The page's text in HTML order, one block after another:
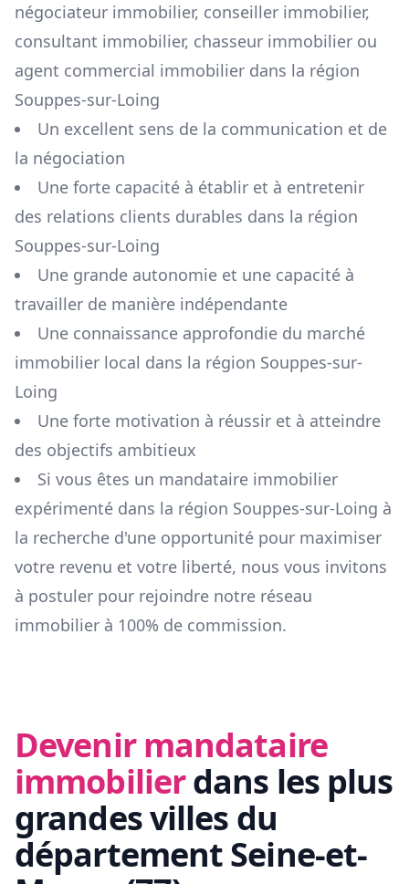
négociateur immobilier, conseiller immobilier,
consultant immobilier, chasseur immobilier ou
agent commercial immobilier dans la région
Souppes-sur-Loing
Un excellent sens de la communication et de
la négociation
Une forte capacité à établir et à entretenir
des relations clients durables dans la région
Souppes-sur-Loing
Une grande autonomie et une capacité à
travailler de manière indépendante
Une connaissance approfondie du marché
immobilier local dans la région Souppes-sur-
Loing
Une forte motivation à réussir et à atteindre
des objectifs ambitieux
Si vous êtes un mandataire immobilier
expérimenté dans la région Souppes-sur-Loing à
la recherche d'une opportunité pour maximiser
votre revenu et votre liberté, nous vous invitons
à postuler pour rejoindre notre réseau
immobilier à 100% de commission.
Devenir mandataire
immobilierdans les plus
grandes villes du
départementSeine-et-